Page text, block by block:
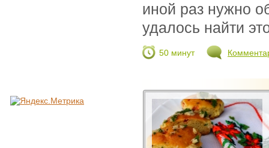
иной раз нужно
удалось найти
50 минут